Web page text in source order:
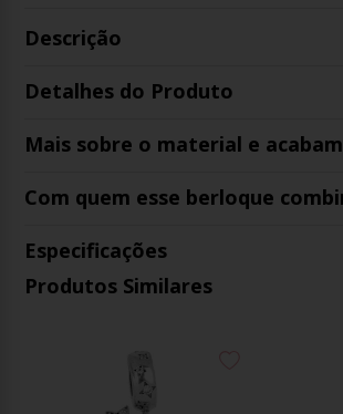
Descrição
Detalhes do Produto
Mais sobre o material e
Com quem esse berloque
Especificações
Produtos Similares